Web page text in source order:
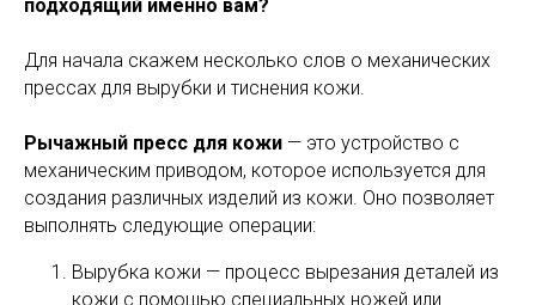
подходящий именно вам?
Для начала скажем несколько слов о механических
прессах для вырубки и тиснения кожи.
Рычажный пресс для кожи — это устройство с
механическим приводом, которое используется для
создания различных изделий из кожи. Оно позволяет
выполнять следующие операции:
Вырубка кожи — процесс вырезания деталей из
кожи с помощью специальных ножей или